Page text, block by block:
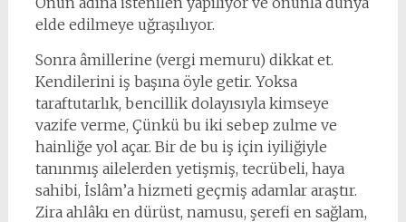
elde edilmeye uğraşılıyor.
Sonra âmillerine (vergi memuru) dikkat et.
Kendilerini iş başına öyle getir. Yoksa
taraftutarlık, bencillik dolayısıyla kimseye
vazife verme, Çünkü bu iki sebep zulme ve
hainliğe yol açar. Bir de bu iş için iyiliğiyle
tanınmış ailelerden yetişmiş, tecrübeli, haya
sahibi, İslâm’a hizmeti geçmiş adamlar araştır.
Zira ahlâkı en dürüst, namusu, şerefi en sağlam,